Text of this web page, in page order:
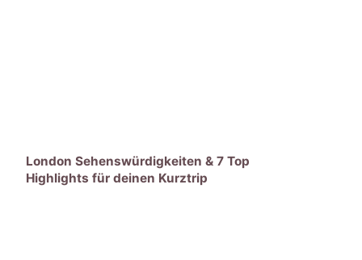
London Sehenswürdigkeiten & 7 Top
Highlights für deinen Kurztrip